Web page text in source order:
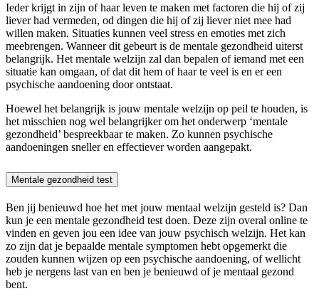
Ieder krijgt in zijn of haar leven te maken met factoren die hij of zij
liever had vermeden, od dingen die hij of zij liever niet mee had
willen maken. Situaties kunnen veel stress en emoties met zich
meebrengen. Wanneer dit gebeurt is de mentale gezondheid uiterst
belangrijk. Het mentale welzijn zal dan bepalen of iemand met een
situatie kan omgaan, of dat dit hem of haar te veel is en er een
psychische aandoening door ontstaat.
Hoewel het belangrijk is jouw mentale welzijn op peil te houden, is
het misschien nog wel belangrijker om het onderwerp ‘mentale
gezondheid’ bespreekbaar te maken. Zo kunnen psychische
aandoeningen sneller en effectiever worden aangepakt.
Mentale gezondheid test
Ben jij benieuwd hoe het met jouw mentaal welzijn gesteld is? Dan
kun je een mentale gezondheid test doen. Deze zijn overal online te
vinden en geven jou een idee van jouw psychisch welzijn. Het kan
zo zijn dat je bepaalde mentale symptomen hebt opgemerkt die
zouden kunnen wijzen op een psychische aandoening, of wellicht
heb je nergens last van en ben je benieuwd of je mentaal gezond
bent.